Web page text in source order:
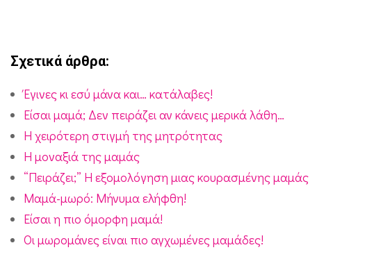
Σχετικά άρθρα:
Έγινες κι εσύ μάνα και… κατάλαβες!
Είσαι μαμά; Δεν πειράζει αν κάνεις μερικά λάθη…
Η χειρότερη στιγμή της μητρότητας
Η μοναξιά της μαμάς
“Πειράζει;” Η εξομολόγηση μιας κουρασμένης μαμάς
Μαμά-μωρό: Μήνυμα ελήφθη!
Είσαι η πιο όμορφη μαμά!
Οι μωρομάνες είναι πιο αγχωμένες μαμάδες!